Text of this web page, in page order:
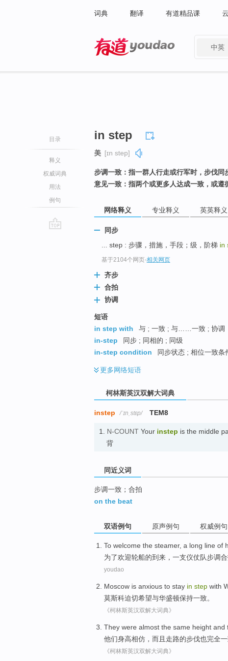
词典 翻译 有道精品课
中英
目录
释义
权威词典
用法
例句
in step
美 [ɪn step]
步调一致：指一群人行走或行军时，步伐同
意见一致：指两个或更多人达成一致，或遵
网络释义 专业释义 英英释义
同步
... step : 步骤，措施，手段；级，阶梯 in
基于2104个网页-相关网页
齐步
合拍
协调
短语
in step with
与 ; 一致 ; 与……一致 ; 协调
in-step
同步 ; 同相的 ; 同级
in-step condition
同步状态 ; 相位一致条
更多网络短语
柯林斯英汉双解大词典
instep /ˈɪnˌstɛp/ TEM8
1. N-COUNT Your instep is the middle
背
同近义词
步调一致；合拍
on the beat
双语例句 原声例句 权威例句
To welcome the steamer, a long line of
为了欢迎轮船的到来，一支仪仗队步调
youdao
Moscow is anxious to stay in step with
莫斯科迫切希望与华盛顿保持一致。
《柯林斯英汉双解大词典》
They were almost the same height and
他们身高相仿 ，而且走路的步伐也完全一
《柯林斯英汉双解大词典》